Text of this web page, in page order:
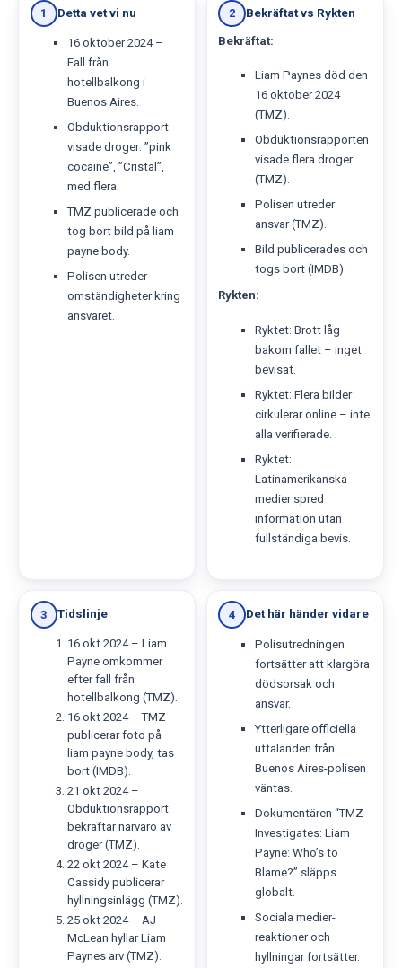
1 Detta vet vi nu
16 oktober 2024 –
Fall från
hotellbalkong i
Buenos Aires.
Obduktionsrapport
visade droger: ”pink
cocaine”, ”Cristal”,
med flera.
TMZ publicerade och
tog bort bild på liam
payne body.
Polisen utreder
omständigheter kring
ansvaret.
2 Bekräftat vs Rykten
Bekräftat:
Liam Paynes död den
16 oktober 2024
(TMZ).
Obduktionsrapporten
visade flera droger
(TMZ).
Polisen utreder
ansvar (TMZ).
Bild publicerades och
togs bort (IMDB).
Rykten:
Ryktet: Brott låg
bakom fallet – inget
bevisat.
Ryktet: Flera bilder
cirkulerar online – inte
alla verifierade.
Ryktet:
Latinamerikanska
medier spred
information utan
fullständiga bevis.
3 Tidslinje
16 okt 2024 – Liam
Payne omkommer
efter fall från
hotellbalkong (TMZ).
16 okt 2024 – TMZ
publicerar foto på
liam payne body, tas
bort (IMDB).
21 okt 2024 –
Obduktionsrapport
bekräftar närvaro av
droger (TMZ).
22 okt 2024 – Kate
Cassidy publicerar
hyllningsinlägg (TMZ).
25 okt 2024 – AJ
McLean hyllar Liam
Paynes arv (TMZ).
4 Det här händer vidare
Polisutredningen
fortsätter att klargöra
dödsorsak och
ansvar.
Ytterligare officiella
uttalanden från
Buenos Aires-polisen
väntas.
Dokumentären “TMZ
Investigates: Liam
Payne: Who’s to
Blame?” släpps
globalt.
Sociala medier-
reaktioner och
hyllningar fortsätter.